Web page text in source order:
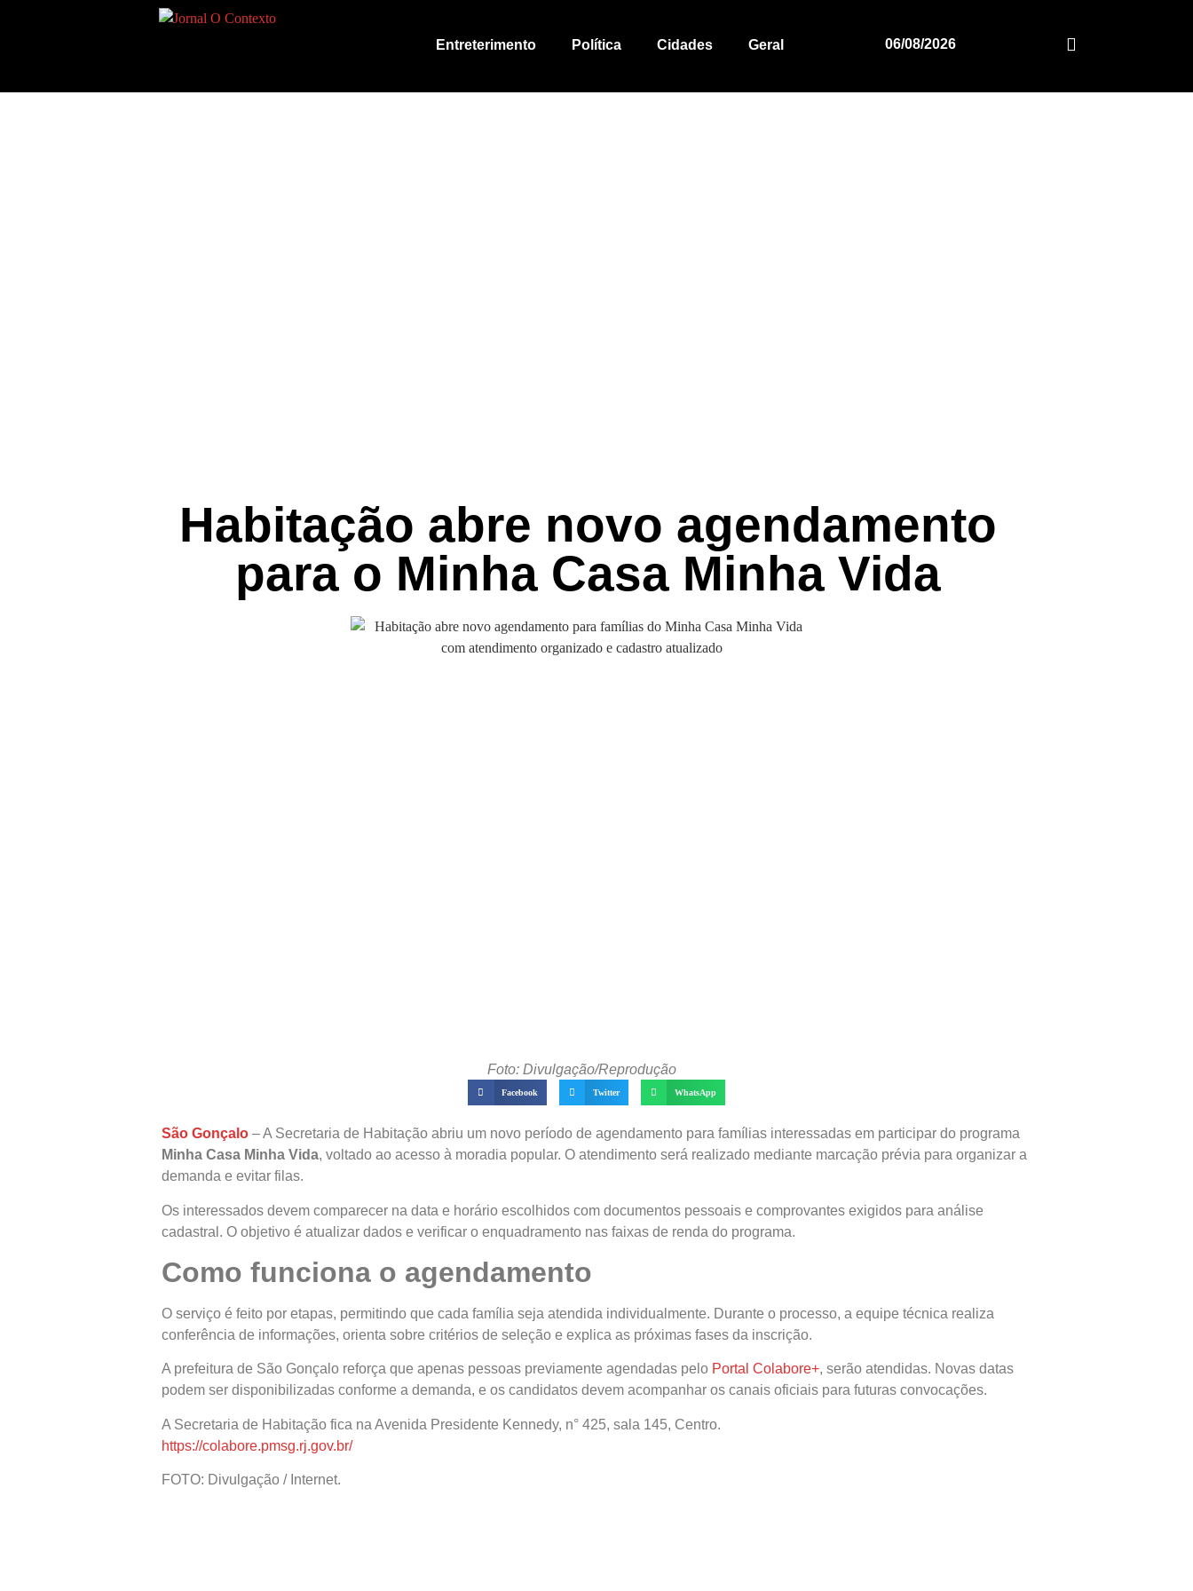
Entreterimento Política Cidades Geral 06/08/2026
Habitação abre novo agendamento
para o Minha Casa Minha Vida
Foto: Divulgação/Reprodução
Facebook Twitter WhatsApp
São Gonçalo – A Secretaria de Habitação abriu um novo período de agendamento para famílias interessadas em participar do programa
Minha Casa Minha Vida, voltado ao acesso à moradia popular. O atendimento será realizado mediante marcação prévia para organizar a
demanda e evitar filas.
Os interessados devem comparecer na data e horário escolhidos com documentos pessoais e comprovantes exigidos para análise
cadastral. O objetivo é atualizar dados e verificar o enquadramento nas faixas de renda do programa.
Como funciona o agendamento
O serviço é feito por etapas, permitindo que cada família seja atendida individualmente. Durante o processo, a equipe técnica realiza
conferência de informações, orienta sobre critérios de seleção e explica as próximas fases da inscrição.
A prefeitura de São Gonçalo reforça que apenas pessoas previamente agendadas pelo Portal Colabore+, serão atendidas. Novas datas
podem ser disponibilizadas conforme a demanda, e os candidatos devem acompanhar os canais oficiais para futuras convocações.
A Secretaria de Habitação fica na Avenida Presidente Kennedy, n° 425, sala 145, Centro.
https://colabore.pmsg.rj.gov.br/
FOTO: Divulgação / Internet.